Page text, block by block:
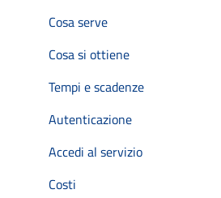
Cosa serve
Cosa si ottiene
Tempi e scadenze
Autenticazione
Accedi al servizio
Costi